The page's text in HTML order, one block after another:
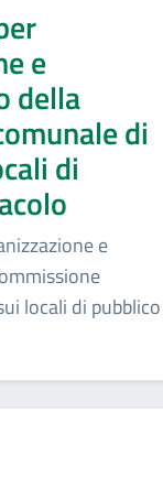
e
della
di
di
e
locali di pubblico